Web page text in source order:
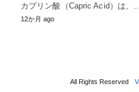
カプリン酸（Capric Acid）は、…
12か月 ago
All Rights Reserved